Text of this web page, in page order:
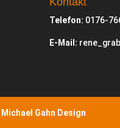
Telefon: 0176-
E-Mail:
Michael Gahn Design